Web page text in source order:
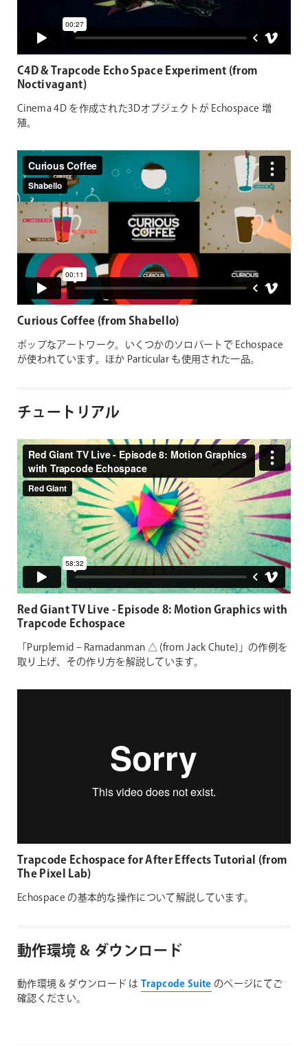
C4D & Trapcode Echo Space Experiment (from
Noctivagant)
Cinema 4D を作成された3Dオブジェクトが Echospace 増
殖。
Curious Coffee (from Shabello)
ポップなアートワーク。いくつかのソロパートで Echospace
が使われています。ほか Particular も使用された一品。
チュートリアル
Red Giant TV Live - Episode 8: Motion Graphics with
Trapcode Echospace
「Purplemid – Ramadanman △ (from Jack Chute)」の作例を
取り上げ、その作り方を解説しています。
Trapcode Echospace for After Effects Tutorial (from
The Pixel Lab)
Echospace の基本的な操作について解説しています。
動作環境 & ダウンロード
動作環境 & ダウンロード はTrapcode Suite のページにてご
確認ください。